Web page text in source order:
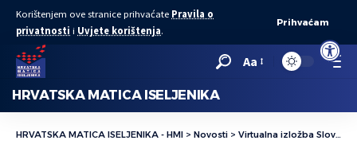
Open
Korištenjem ove stranice prihvaćate Pravila o
privatnosti i Uvjete korištenja.
Prihvaćam
Aa
HRVATSKA MATICA ISELJENIKA
HRVATSKA MATICA ISELJENIKA - HMI > Novosti > Virtualna izložba Slovenskoga etnografskog muzeja